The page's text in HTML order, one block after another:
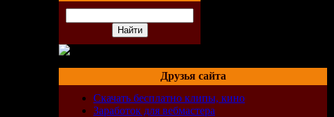
Друзья сайта
Скачать бесплатно клипы, кино
Заработок для вебмастера